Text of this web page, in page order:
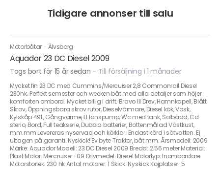
Tidigare annonser till salu
Motorbåtar · Älvsborg
Aquador 23 DC Diesel 2009
Togs bort för 15 år sedan - Till försäljning i 1 månader
Mycket fin 23 DC med Cummins/Mercuiser 2,8 Commonrail Diesel
230hk. Perfekt semester och weeken båt med alla detaljer som höjer
komforten ombord. Mycket billig i drift. Bravo III Drev, Hamnkapell, Blått
Skrov, Öppningsbara skrov rutor, Dieselvärmare, Diesel kök, Vask,
Kylskåp 49L, Gångvärme, El länspump, Wc med tank, Solbädd, Cd
sterio, Bord, Full teakserie, Dubbla batterier, Bottenmålad Västkust,
mm.mm Levereras nyservad och körklar. Endast körd i sötvatten. Ej
uttagen på garanti. Nyskick! Ev byte Traktor, båt mm. Årsmodell: 2009
Märke: Aquador Modell: 23 DC Diesel 2009 Bredd: 2.56 meter Material:
Plast Motor: Mercruiser -09 Drivmedel: Diesel Motortyp: Inombordare
Motorstorlek: 230 hk Antal motorer: 1 Skick: Nyskick Kojplatser: 5